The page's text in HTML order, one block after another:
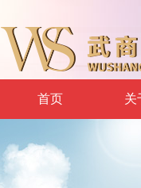
首页 关